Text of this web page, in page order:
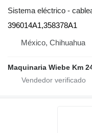
Sistema eléctrico -
396014A1,358378A1
México, Chihuahua
Maquinaria Wiebe Km